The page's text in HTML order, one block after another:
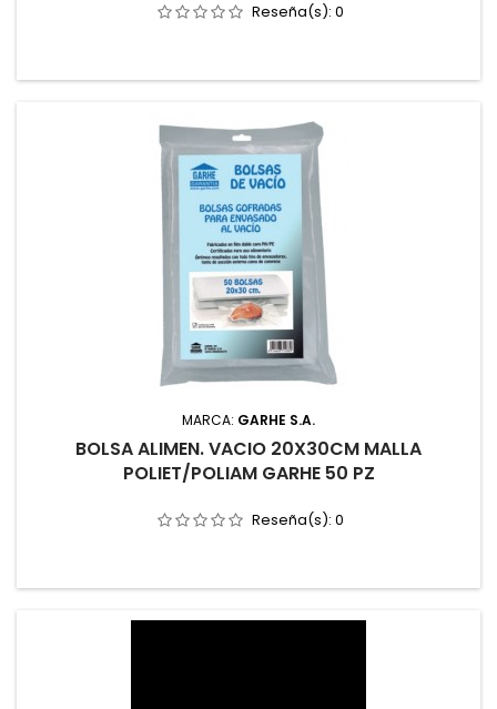
Reseña(s): 0
MARCA: GARHE S.A.
BOLSA ALIMEN. VACIO 20X30CM MALLA
POLIET/POLIAM GARHE 50 PZ
Reseña(s): 0